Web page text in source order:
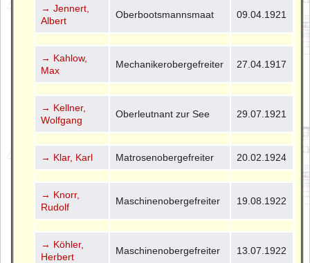
→ Jennert,
Albert
Oberbootsmannsmaat 09.04.1921
→ Kahlow,
Max
Mechanikerobergefreiter 27.04.1917
→ Kellner,
Wolfgang
Oberleutnant zur See 29.07.1921
→ Klar, Karl Matrosenobergefreiter 20.02.1924
→ Knorr,
Rudolf
Maschinenobergefreiter 19.08.1922
→ Köhler,
Herbert
Maschinenobergefreiter 13.07.1922